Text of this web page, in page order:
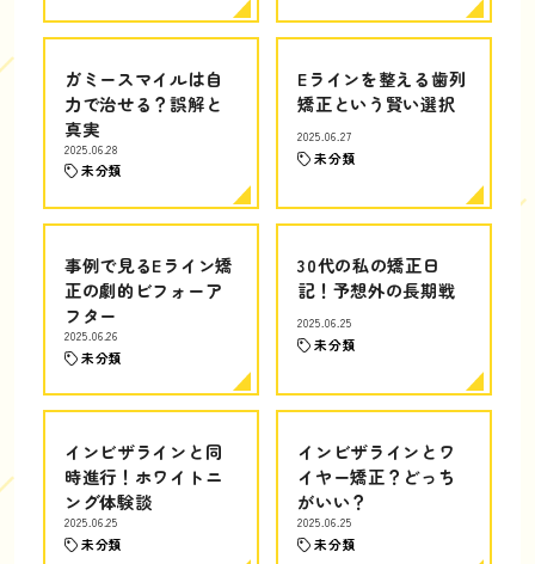
ガミースマイルは自
力で治せる？誤解と
真実
2025.06.28
未分類
Eラインを整える歯列
矯正という賢い選択
2025.06.27
未分類
事例で見るEライン矯
正の劇的ビフォーア
フター
2025.06.26
未分類
30代の私の矯正日
記！予想外の長期戦
2025.06.25
未分類
インビザラインと同
時進行！ホワイトニ
ング体験談
2025.06.25
未分類
インビザラインとワ
イヤー矯正？どっち
がいい？
2025.06.25
未分類